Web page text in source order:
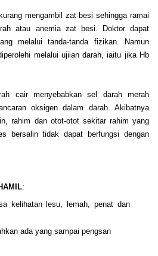
mengambil zat besi sehingga ramai
atau anemia zat besi. Doktor dapat
melalui tanda-tanda fizikan. Namun
melalui ujiian darah, iaitu jika Hb
cair menyebabkan sel darah merah
oksigen dalam darah. Akibatnya
rahim dan otot-otot sekitar rahim yang
bersalin tidak dapat berfungsi dengan
:
kelihatan lesu, lemah, penat dan
ada yang sampai pengsan